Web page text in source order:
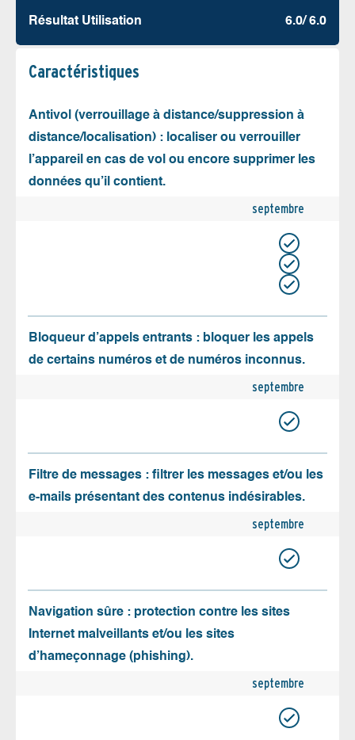
Résultat Utilisation 6.0/ 6.0
Caractéristiques
Antivol (verrouillage à distance/suppression à
distance/localisation) : localiser ou verrouiller
l’appareil en cas de vol ou encore supprimer les
données qu’il contient.
septembre
Bloqueur d’appels entrants : bloquer les appels
de certains numéros et de numéros inconnus.
septembre
Filtre de messages : filtrer les messages et/ou les
e-mails présentant des contenus indésirables.
septembre
Navigation sûre : protection contre les sites
Internet malveillants et/ou les sites
d’hameçonnage (phishing).
septembre